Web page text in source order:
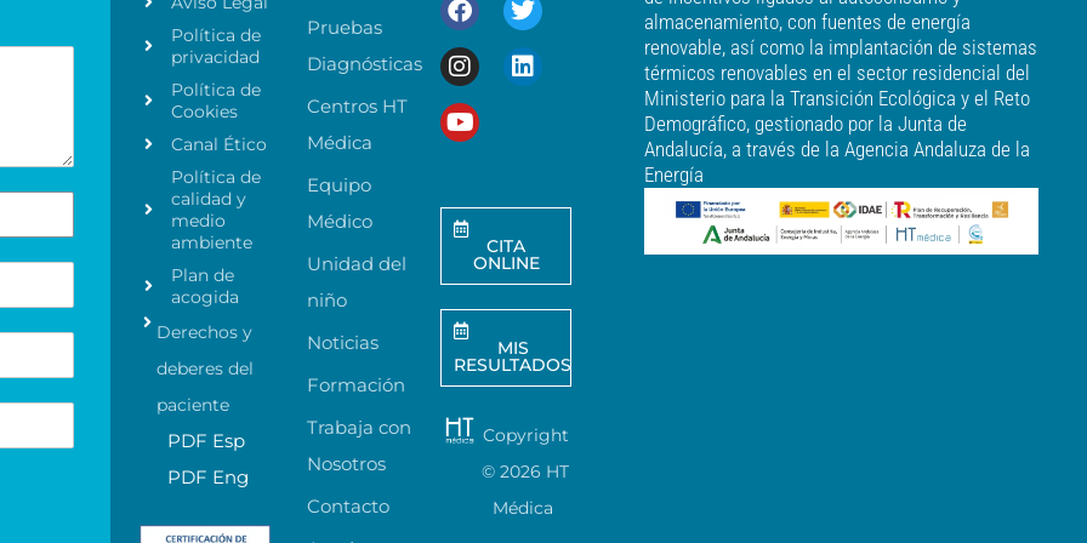
Política de
privacidad
Política de
Cookies
Canal Ético
Política de
calidad y
medio
ambiente
Plan de
acogida
Derechos y
deberes del
paciente
PDF Esp
PDF Eng
Pruebas
Diagnósticas
Centros HT
Médica
Equipo
Médico
Unidad del
niño
Noticias
Formación
Trabaja con
Nosotros
Contacto
CITA
ONLINE
MIS
RESULTADOS
Copyright
©2026 HT
Médica
almacenamiento, con fuentes de energía
renovable, así como la implantación de sistemas
térmicos renovables en el sector residencial del
Ministerio para la Transición Ecológica y el Reto
Demográfico, gestionado por la Junta de
Andalucía, a través de la Agencia Andaluza de la
Energía